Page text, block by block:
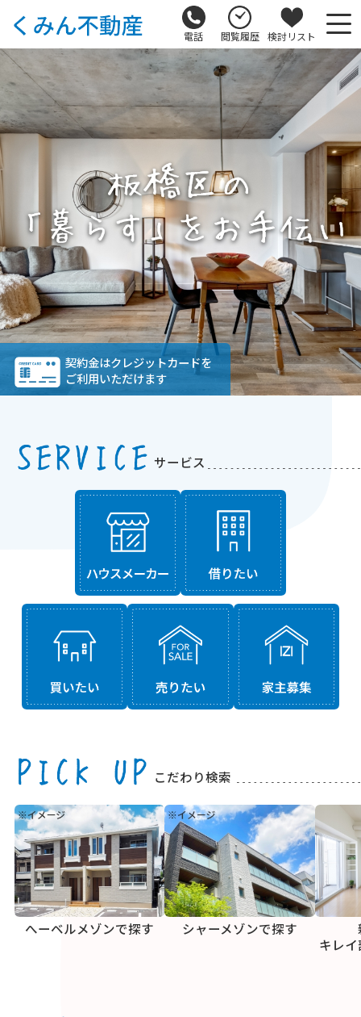
電話 閲覧履歴 検討リスト
契約金はクレジットカードを
ご利用いただけます
サービス
こだわり検索
へーベルメゾンで探す シャーメゾンで探す
キレ